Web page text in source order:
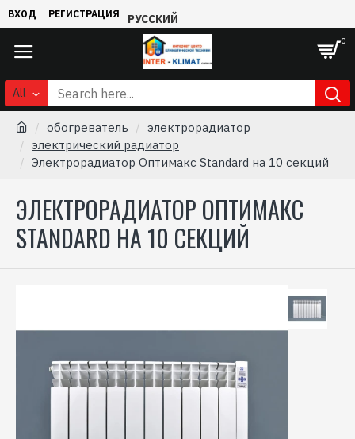
ВХОД РЕГИСТРАЦИЯ РУССКИЙ
0
All
обогреватель
электрорадиатор
электрический радиатор
Электрорадиатор Оптимакс Standard на 10 секций
ЭЛЕКТРОРАДИАТОР ОПТИМАКС
STANDARD НА 10 СЕКЦИЙ